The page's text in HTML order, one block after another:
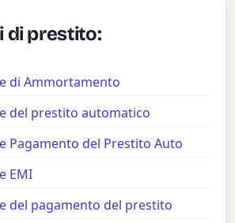
di prestito:
di Ammortamento
del prestito automatico
Pagamento del Prestito Auto
EMI
del pagamento del prestito